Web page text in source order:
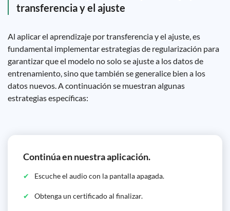
transferencia y el ajuste
Al aplicar el aprendizaje por transferencia y el ajuste, es
fundamental implementar estrategias de regularización para
garantizar que el modelo no solo se ajuste a los datos de
entrenamiento, sino que también se generalice bien a los
datos nuevos. A continuación se muestran algunas
estrategias específicas:
Continúa en nuestra aplicación.
Escuche el audio con la pantalla apagada.
Obtenga un certificado al finalizar.